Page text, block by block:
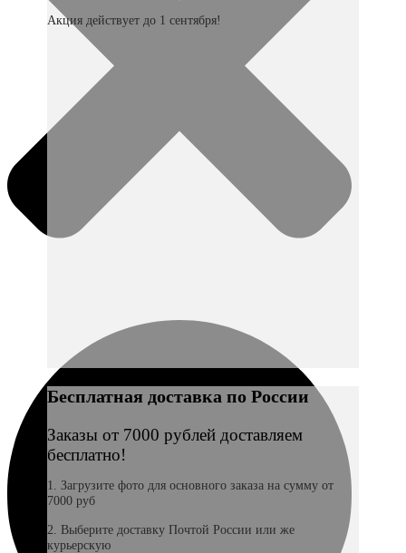
Акция действует до 1 сентября!
Бесплатная доставка по России
Заказы от 7000 рублей доставляем
бесплатно!
1. Загрузите фото для основного заказа на сумму от
7000 руб
2. Выберите доставку Почтой России или же
курьерскую